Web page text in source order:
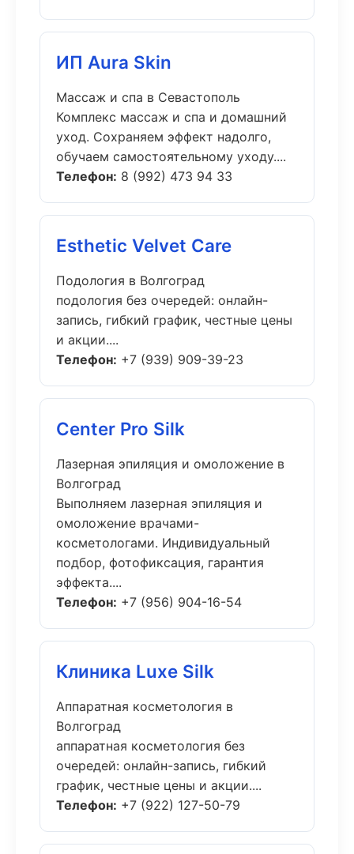
ИП Aura Skin
Массаж и спа в Севастополь
Комплекс массаж и спа и домашний
уход. Сохраняем эффект надолго,
обучаем самостоятельному уходу....
Телефон: 8 (992) 473 94 33
Esthetic Velvet Care
Подология в Волгоград
подология без очередей: онлайн-
запись, гибкий график, честные цены
и акции....
Телефон: +7 (939) 909-39-23
Center Pro Silk
Лазерная эпиляция и омоложение в
Волгоград
Выполняем лазерная эпиляция и
омоложение врачами-
косметологами. Индивидуальный
подбор, фотофиксация, гарантия
эффекта....
Телефон: +7 (956) 904-16-54
Клиника Luxe Silk
Аппаратная косметология в
Волгоград
аппаратная косметология без
очередей: онлайн-запись, гибкий
график, честные цены и акции....
Телефон: +7 (922) 127-50-79